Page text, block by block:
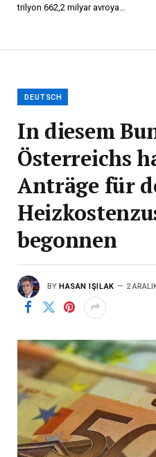
trilyon 662,2 milyar avroya…
DEUTSCH
In diesem
Österreichs
Anträge für
begonnen
BY HASAN IŞILAK 2